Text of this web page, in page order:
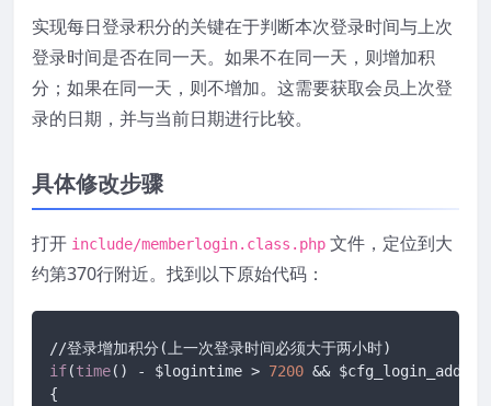
实现每日登录积分的关键在于判断本次登录时间与上次
登录时间是否在同一天。如果不在同一天，则增加积
分；如果在同一天，则不增加。这需要获取会员上次登
录的日期，并与当前日期进行比较。
具体修改步骤
打开 include/memberlogin.class.php 文件，定位到大
约第370行附近。找到以下原始代码：
if(time() - $logintime > 7200 && $cfg_login_adds
{